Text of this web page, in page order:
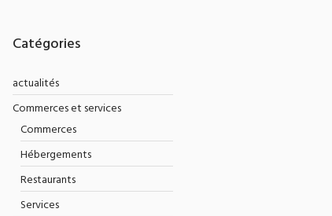
Catégories
actualités
Commerces et services
Commerces
Hébergements
Restaurants
Services